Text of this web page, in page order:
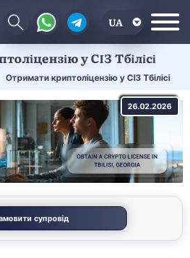
UA
EN
у СІЗ Тбілісі
Отримати криптоліцензію у СІЗ Тбілісі
26.02.2026
супровід